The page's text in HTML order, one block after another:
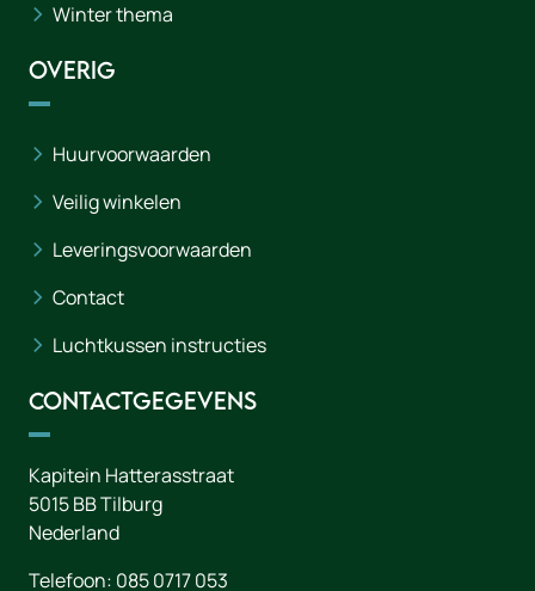
Winter thema
Overig
Huurvoorwaarden
Veilig winkelen
Leveringsvoorwaarden
Contact
Luchtkussen instructies
Contactgegevens
Kapitein Hatterasstraat
5015 BBTilburg
Nederland
Telefoon: 085 0717 053